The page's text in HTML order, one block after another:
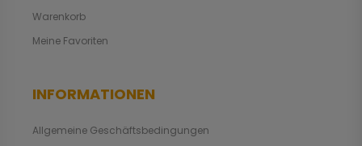
Warenkorb
Meine Favoriten
INFORMATIONEN
Allgemeine Geschäftsbedingungen